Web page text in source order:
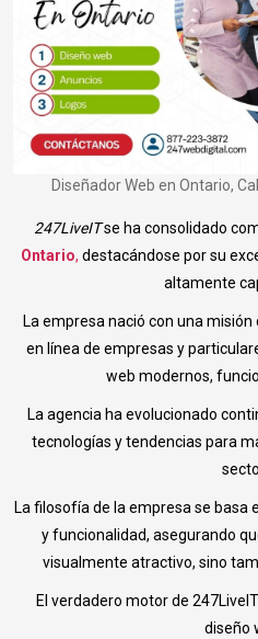
Diseñador Web en Ontario,
247LiveITse ha consolidado
Ontario, destacándose por su
altamente
La empresa nació con una
en línea de empresas y
web modernos,
La agencia ha evolucionado
tecnologías y tendencias para
La filosofía de la empresa se basa
y funcionalidad, asegurando
visualmente atractivo, sino
El verdadero motor de
diseño